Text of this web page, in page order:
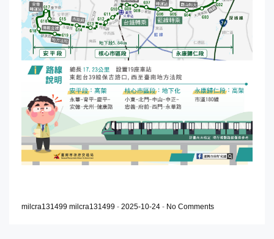
milcra131499 milcra131499 - 2025-10-24 - No Comments